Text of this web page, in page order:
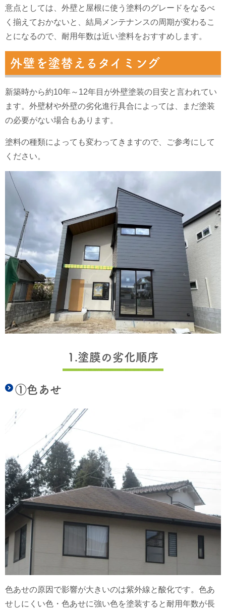
意点としては、外壁と屋根に使う塗料のグレードをなるべ
く揃えておかないと、結局メンテナンスの周期が変わるこ
とになるので、耐用年数は近い塗料をおすすめします。
外壁を塗替えるタイミング
新築時から約10年～12年目が外壁塗装の目安と言われてい
ます。外壁材や外壁の劣化進行具合によっては、まだ塗装
の必要がない場合もあります。
塗料の種類によっても変わってきますので、ご参考にして
ください。
1.塗膜の劣化順序
①色あせ
色あせの原因で影響が大きいのは紫外線と酸化です。色あ
せしにくい色・色あせに強い色を塗装すると耐用年数が長